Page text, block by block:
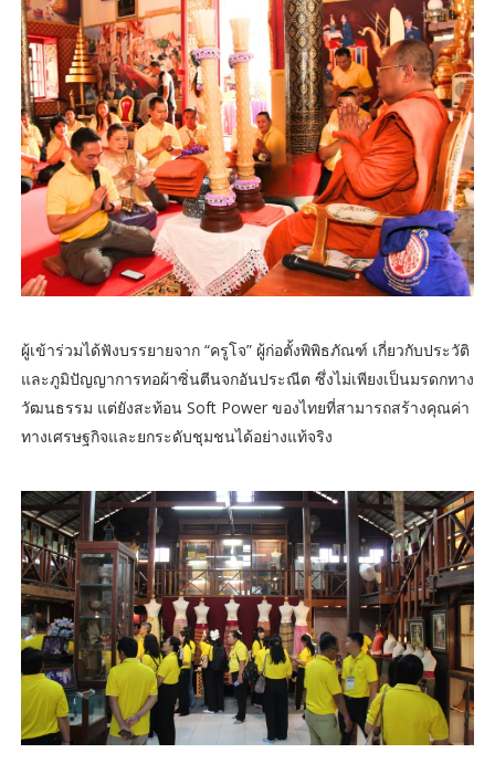
ผู้เข้าร่วมได้ฟังบรรยายจาก “ครูโจ” ผู้ก่อตั้งพิพิธภัณฑ์ เกี่ยวกับประวัติ
และภูมิปัญญาการทอผ้าซิ่นตีนจกอันประณีต ซึ่งไม่เพียงเป็นมรดกทาง
วัฒนธรรม แต่ยังสะท้อน Soft Power ของไทยที่สามารถสร้างคุณค่า
ทางเศรษฐกิจและยกระดับชุมชนได้อย่างแท้จริง